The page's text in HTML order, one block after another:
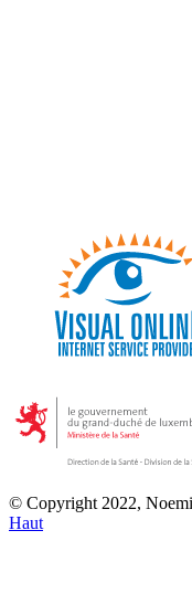
© Copyright 2022, Noemi
Haut